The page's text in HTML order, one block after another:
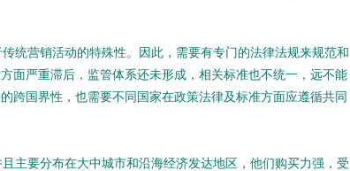
统营销活动的特殊性。因此，需要有专门的法律法规来规范和
面严重滞后，监管体系还未形成，相关标准也不统一，远不能
跨国界性，也需要不同国家在政策法律及标准方面应遵循共同
主要分布在大中城市和沿海经济发达地区，他们购买力强，受